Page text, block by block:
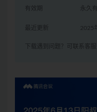
有效期 永久
最近更新 2025
下载遇到问题？可联系客服